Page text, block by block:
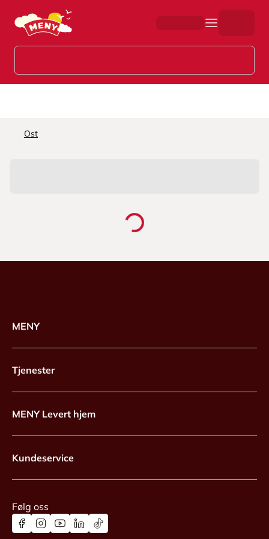
Hopp til hovedinnhold
Ost
MENY
Tjenester
MENY Levert hjem
Kundeservice
Følg oss